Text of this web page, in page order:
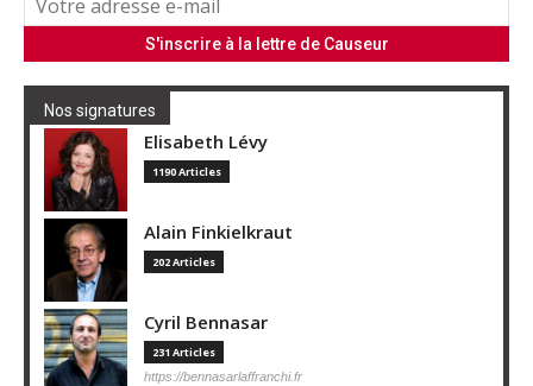
Nos signatures
Elisabeth Lévy
1190 Articles
Alain Finkielkraut
202 Articles
Cyril Bennasar
231 Articles
https://bennasarlaffranchi.fr